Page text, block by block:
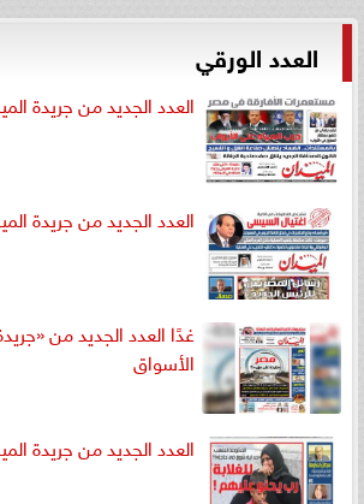
العدد الورقي
العدد الجديد من جريدة الميدان
العدد الجديد من جريدة الميدان
غدًا العدد الجديد من
الأسواق
العدد الجديد من جريدة